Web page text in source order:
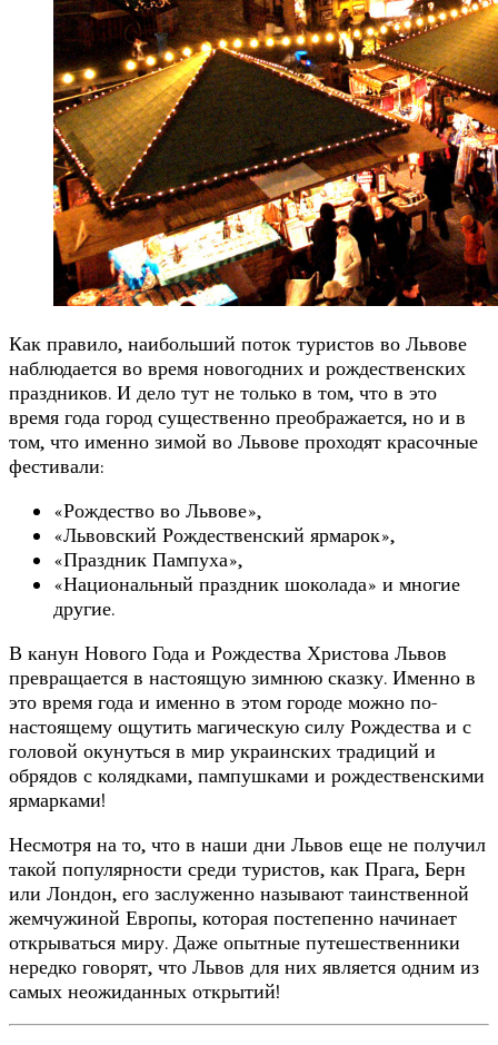
Как правило, наибольший поток туристов во Львове
наблюдается во время новогодних и рождественских
праздников. И дело тут не только в том, что в это
время года город существенно преображается, но и в
том, что именно зимой во Львове проходят красочные
фестивали:
«Рождество во Львове»,
«Львовский Рождественский ярмарок»,
«Праздник Пампуха»,
«Национальный праздник шоколада» и многие
другие.
В канун Нового Года и Рождества Христова Львов
превращается в настоящую зимнюю сказку. Именно в
это время года и именно в этом городе можно по-
настоящему ощутить магическую силу Рождества и с
головой окунуться в мир украинских традиций и
обрядов с колядками, пампушками и рождественскими
ярмарками!
Несмотря на то, что в наши дни Львов еще не получил
такой популярности среди туристов, как Прага, Берн
или Лондон, его заслуженно называют таинственной
жемчужиной Европы, которая постепенно начинает
открываться миру. Даже опытные путешественники
нередко говорят, что Львов для них является одним из
самых неожиданных открытий!